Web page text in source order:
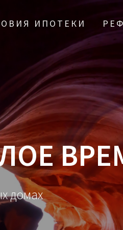
ИПОТЕКИ
домах